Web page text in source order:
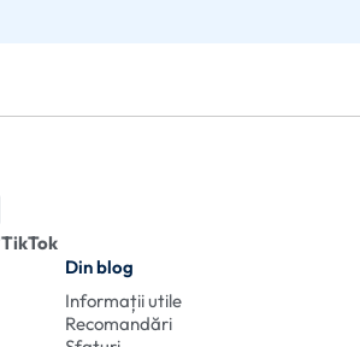
TikTok
Din blog
Informații utile
Recomandări